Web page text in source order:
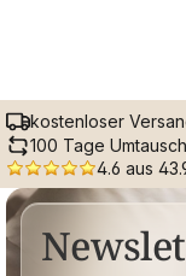
kostenloser
100 Tage
4.6 aus